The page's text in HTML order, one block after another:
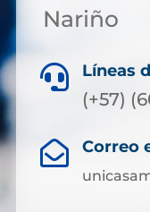
Nariño
 Líneas
(+57)
 Correo